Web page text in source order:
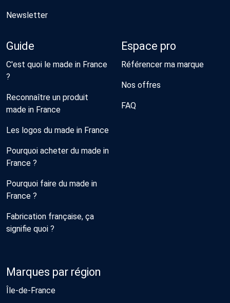
Newsletter
Guide
C'est quoi le made in France
?
Reconnaître un produit
made in France
Les logos du made in France
Pourquoi acheter du made in
France ?
Pourquoi faire du made in
France ?
Fabrication française, ça
signifie quoi ?
Espace pro
Référencer ma marque
Nos offres
FAQ
Marques par région
Île-de-France